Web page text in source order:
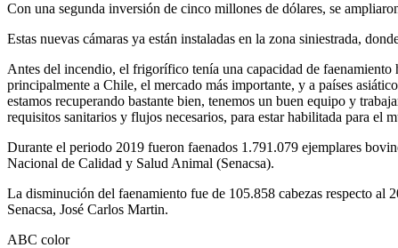
Con una segunda inversión de cinco millones de dólares, se
Estas nuevas cámaras ya están instaladas en la zona siniestrada,
Antes del incendio, el frigorífico tenía una capacidad de
principalmente a Chile, el mercado más importante, y a países
estamos recuperando bastante bien, tenemos un buen equipo y
requisitos sanitarios y flujos necesarios, para estar habilitada para el
Durante el periodo 2019 fueron faenados 1.791.079 ejemplares
Nacional de Calidad y Salud Animal (Senacsa).
La disminución del faenamiento fue de 105.858 cabezas respecto
Senacsa, José Carlos Martin.
ABC color